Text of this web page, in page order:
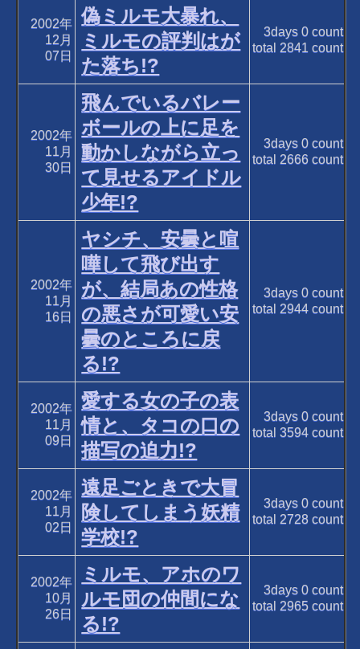
2002年
12月
07日
偽ミルモ大暴れ、
ミルモの評判はが
た落ち!?
3days 0count
total 2841 count
2002年
11月
30日
飛んでいるバレー
ボールの上に足を
動かしながら立っ
て見せるアイドル
少年!?
3days 0count
total 2666count
2002年
11月
16日
ヤシチ、安曇と喧
嘩して飛び出す
が、結局あの性格
の悪さが可愛い安
曇のところに戻
る!?
3days 0count
total 2944count
2002年
11月
09日
愛する女の子の表
情と、タコの口の
描写の迫力!?
3days 0count
total 3594count
2002年
11月
02日
遠足ごときで大冒
険してしまう妖精
学校!?
3days 0count
total 2728count
2002年
10月
26日
ミルモ、アホのワ
ルモ団の仲間にな
る!?
3days 0count
total 2965count